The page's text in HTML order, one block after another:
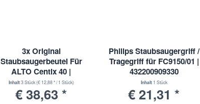
3x Original
Staubsaugerbeutel Für
ALTO Centix 40 |
1407765050
Inhalt3 Stück(€ 12,88 * / 1 Stück)
€ 38,63 *
Philips Staubsaugergriff /
Tragegriff für FC9150/01 |
432200909330
Staubsauger
Inhalt 1 Stück
€ 21,31 *